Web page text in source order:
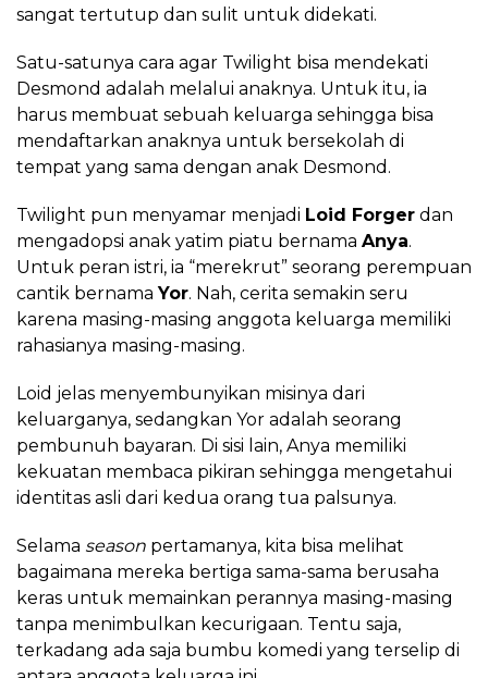
sangat tertutup dan sulit untuk didekati.
Satu-satunya cara agar Twilight bisa mendekati
Desmond adalah melalui anaknya. Untuk itu, ia
harus membuat sebuah keluarga sehingga bisa
mendaftarkan anaknya untuk bersekolah di
tempat yang sama dengan anak Desmond.
Twilight pun menyamar menjadi Loid Forger dan
mengadopsi anak yatim piatu bernama Anya.
Untuk peran istri, ia “merekrut” seorang perempuan
cantik bernamaYor. Nah, cerita semakin seru
karena masing-masing anggota keluarga memiliki
rahasianya masing-masing.
Loid jelas menyembunyikan misinya dari
keluarganya, sedangkan Yor adalah seorang
pembunuh bayaran. Di sisi lain, Anya memiliki
kekuatan membaca pikiran sehingga mengetahui
identitas asli dari kedua orang tua palsunya.
Selama season pertamanya, kita bisa melihat
bagaimana mereka bertiga sama-sama berusaha
keras untuk memainkan perannya masing-masing
tanpa menimbulkan kecurigaan. Tentu saja,
terkadang ada saja bumbu komedi yang terselip di